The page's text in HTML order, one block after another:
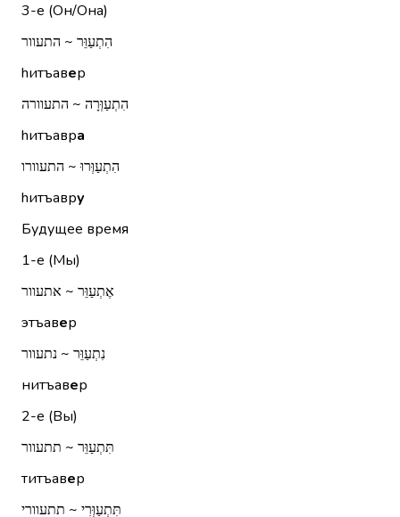
3-е (Он/Она)
הִתְעַוֵּר ~ התעוור
hитъавер
הִתְעַוְּרָה ~ התעוורה
hитъавра
הִתְעַוְּרוּ ~ התעוורו
hитъавру
Будущее время
1-е (Мы)
אֶתְעַוֵּר ~ אתעוור
этъавер
נִתְעַוֵּר ~ נתעוור
нитъавер
2-е (Вы)
תִּתְעַוֵּר ~ תתעוור
титъавер
תִּתְעַוְּרִי ~ תתעוורי